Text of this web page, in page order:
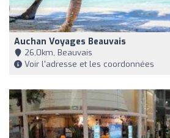
Auchan Voyages Beauvais
26,0km, Beauvais
Voir l'adresse et les coordonnées